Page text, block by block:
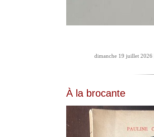
dimanche 19 juillet 2026 |
À la brocante